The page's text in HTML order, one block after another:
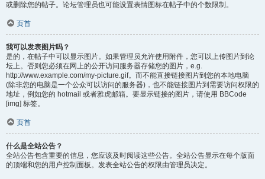
或删除您的帖子。论坛管理员也可能设置表情图标在帖子中的个数限制。
页首
我可以发表图片吗？
是的，在帖子中可以显示图片。如果管理员允许使用附件，您可以上传图片到论
坛上。否则您必须在网上的公开访问服务器存储您的图片，e.g.
http://www.example.com/my-picture.gif。而不能直接链接图片到您的本地电脑
(除非您的电脑是一个公众可以访问的服务器)，也不能链接图片到需要访问权限的
地址，例如您的 hotmail 或者雅虎邮箱。要显示链接的图片，请使用 BBCode
[img] 标签。
页首
什么是全站公告？
全站公告包含重要的信息，您应该及时阅读这些公告。全站公告显示在每个版面
的顶端和您的用户控制面板。发表全站公告的权限由管理员决定。